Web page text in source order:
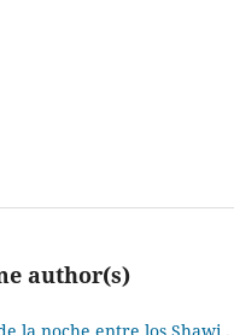
author(s)
la noche entre los Shawi ,